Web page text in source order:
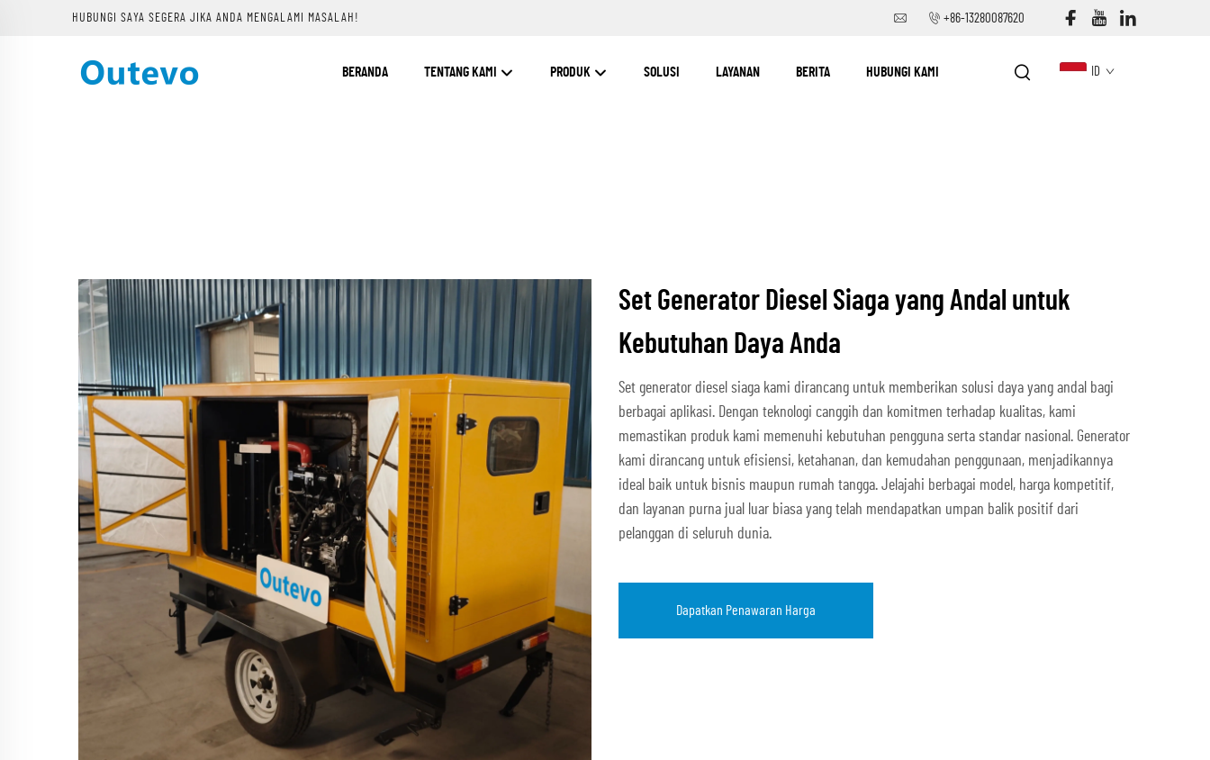
HUBUNGI SAYA SEGERA JIKA ANDA MENGALAMI MASALAH! +86-13280087620
BERANDA TENTANG KAMI PRODUK SOLUSI LAYANAN BERITA HUBUNGI KAMI ID
Set Generator Diesel Siaga yang Andal untuk
Kebutuhan Daya Anda
Set generator diesel siaga kami dirancang untuk memberikan solusi daya yang andal bagi
berbagai aplikasi. Dengan teknologi canggih dan komitmen terhadap kualitas, kami
memastikan produk kami memenuhi kebutuhan pengguna serta standar nasional. Generator
kami dirancang untuk efisiensi, ketahanan, dan kemudahan penggunaan, menjadikannya
ideal baik untuk bisnis maupun rumah tangga. Jelajahi berbagai model, harga kompetitif,
dan layanan purna jual luar biasa yang telah mendapatkan umpan balik positif dari
pelanggan di seluruh dunia.
Dapatkan Penawaran Harga